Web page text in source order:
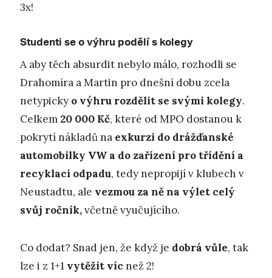
3x!
Studenti se o výhru podělí s kolegy
A aby těch absurdit nebylo málo, rozhodli se
Drahomíra a Martin pro dnešní dobu zcela
netypicky o výhru rozdělit se svými kolegy.
Celkem 20 000 Kč, které od MPO dostanou k
pokrytí nákladů na exkurzi do drážďanské
automobilky VW a do zařízení pro třídění a
recyklaci odpadu, tedy nepropijí v klubech v
Neustadtu, ale vezmou za ně na výlet celý
svůj ročník,včetně vyučujícího.
Co dodat? Snad jen, že když je dobrá vůle, tak
lze i z 1+1 vytěžit vícnež 2!